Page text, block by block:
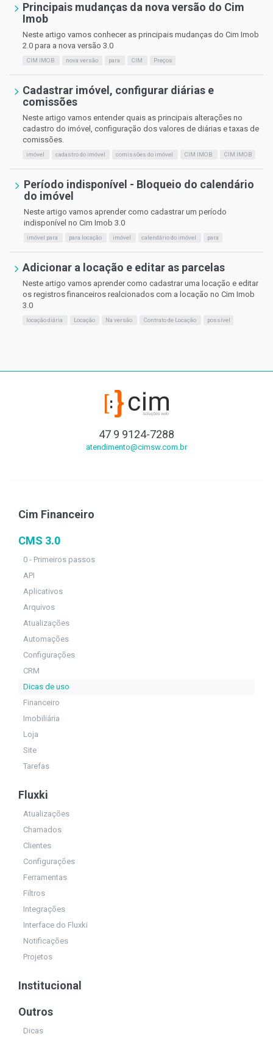
Principais mudanças da nova versão do Cim
Imob
Neste artigo vamos conhecer as principais mudanças do Cim Imob
2.0 para a nova versão 3.0
CIM IMOB nova versão para CIM Preços
Cadastrar imóvel, configurar diárias e
comissões
Neste artigo vamos entender quais as principais alterações no
cadastro do imóvel, configuração dos valores de diárias e taxas de
comissões.
imóvel cadastro do imóvel comissões do imóvel CIM IMOB CIM IMOB
Período indisponível - Bloqueio do calendário
do imóvel
Neste artigo vamos aprender como cadastrar um período
indisponível no Cim Imob 3.0
imóvel para para locação imóvel calendário do imóvel para
Adicionar a locação e editar as parcelas
Neste artigo vamos aprender como cadastrar uma locação e editar
os registros financeiros realcionados com a locação no Cim Imob
3.0
locação diária Locação Na versão Contrato de Locação possível
47 9 9124-7288
atendimento@cimsw.com.br
Cim Financeiro
CMS 3.0
0 - Primeiros passos
API
Aplicativos
Arquivos
Atualizações
Automações
Configurações
CRM
Dicas de uso
Financeiro
Imobiliária
Loja
Site
Tarefas
Fluxki
Atualizações
Chamados
Clientes
Configurações
Ferramentas
Filtros
Integrações
Interface do Fluxki
Notificações
Projetos
Institucional
Outros
Dicas